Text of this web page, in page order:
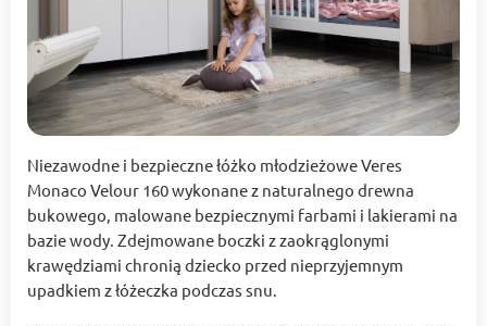
Niezawodne i bezpieczne łóżko młodzieżowe Veres
Monaco Velour 160 wykonane z naturalnego drewna
bukowego, malowane bezpiecznymi farbami i lakierami na
bazie wody. Zdejmowane boczki z zaokrąglonymi
krawędziami chronią dziecko przed nieprzyjemnym
upadkiem z łóżeczka podczas snu.